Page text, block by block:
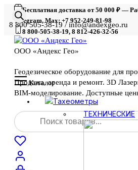
Бесплатная доставка от 50 000 ₽ —
Telegram, Max: +7 952-249-81-98
8 800-505-38-19, 8 812-426-32-56
8 800 505-38-19 / info@andexgeo.ru
ООО «Андекс Гео»
Геодезическое оборудование для
Продажа, аренда и ремонт. 3D
BIM-моделирование. Доступные
Поиск
товаров
Каталог
Тахеометры
ТЕХНИЧЕСКИЕ